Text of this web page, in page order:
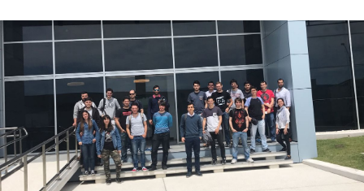
La
en
Blog
de